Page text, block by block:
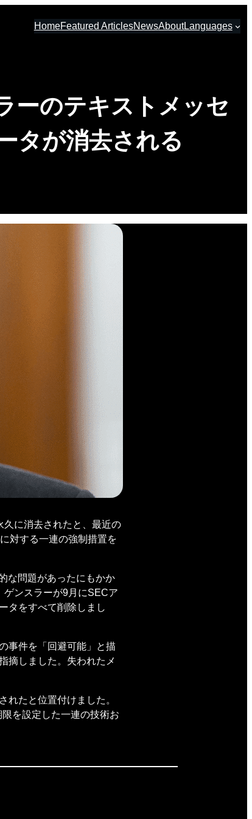
HomeFeatured ArticlesNewsAboutLanguages
ーのテキストメッセ
タが消去される
に消去されたと、最近の
対する一連の強制措置を
な問題があったにもかか
ゲンスラーが9月にSECア
タをすべて削除しまし
事件を「回避可能」と描
摘しました。失われたメ
れたと位置付けました。
を設定した一連の技術お